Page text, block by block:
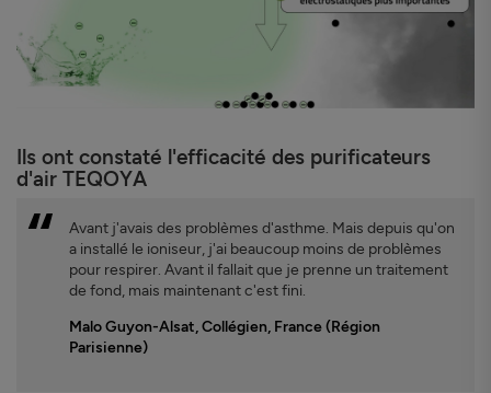
Ils ont constaté l'efficacité des purificateurs
d'air TEQOYA
Avant j'avais des problèmes d'asthme. Mais depuis qu'on
a installé le ioniseur, j'ai beaucoup moins de problèmes
pour respirer. Avant il fallait que je prenne un traitement
de fond, mais maintenant c'est fini.
Malo Guyon-Alsat, Collégien, France (Région
Parisienne)